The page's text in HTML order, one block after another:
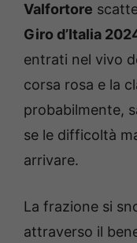
Valfortore
Giro d’Italia
entrati nel vivo
corsa rosa e la
probabilmente,
se le difficoltà
arrivare.
La frazione si
attraverso il